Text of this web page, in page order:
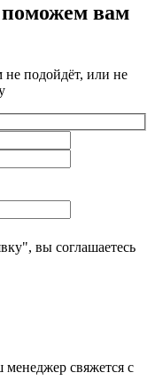
вам
подойдёт, или не
вы соглашаетесь
свяжется с